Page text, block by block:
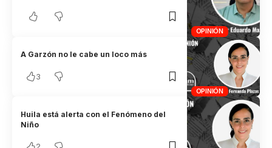
OPINIÓN
OPINIÓN
A Garzón no le cabe un loco más
3
Huila está alerta con el Fenómeno del
Niño